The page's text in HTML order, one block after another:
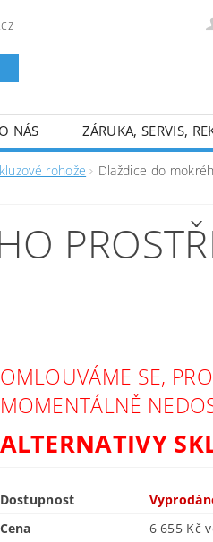
O NÁS ZÁRUKA, SERVIS,
rohože
Dlaždice do
OMLOUVÁME SE,
MOMENTÁLNĚ
ALTERNATIVY
Dostupnost
Cena
6